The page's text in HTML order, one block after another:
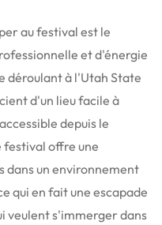
au festival est le
et d'énergie
déroulant à l'Utah State
d'un lieu facile à
depuis le
festival offre une
dans un environnement
qui en fait une escapade
veulent s'immerger dans